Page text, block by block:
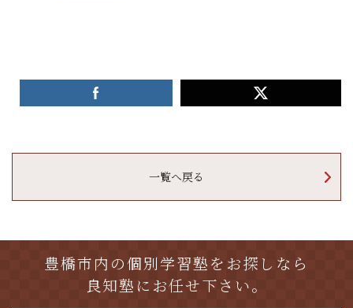
一覧へ戻る
豊橋市内の個別学習塾をお探しなら
良知塾にお任せ下さい。